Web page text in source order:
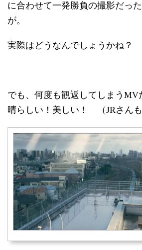
に合わせて一発勝負の撮影だっ
が。
実際はどうなんでしょうかね？
でも、何度も観返してしまうMV
晴らしい！美しい！ （JRさんも